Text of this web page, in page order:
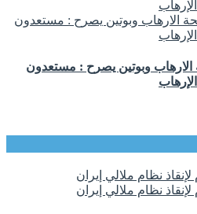
الارهاب وبوتين يصرح : مستعدون